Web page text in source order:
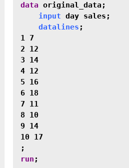
data original_data;
input day sales;
datalines ;
1 7
2 12
3 14
4 12
5 16
6 18
7 11
8 10
9 14
10 17
run ;